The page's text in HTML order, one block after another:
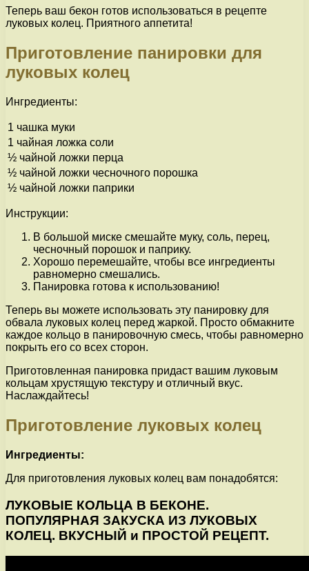
Теперь ваш бекон готов использоваться в рецепте
луковых колец. Приятного аппетита!
Приготовление панировки для
луковых колец
Ингредиенты:
1 чашка муки
1 чайная ложка соли
½ чайной ложки перца
½ чайной ложки чесночного порошка
½ чайной ложки паприки
Инструкции:
В большой миске смешайте муку, соль, перец,
чесночный порошок и паприку.
Хорошо перемешайте, чтобы все ингредиенты
равномерно смешались.
Панировка готова к использованию!
Теперь вы можете использовать эту панировку для
обвала луковых колец перед жаркой. Просто обмакните
каждое кольцо в панировочную смесь, чтобы равномерно
покрыть его со всех сторон.
Приготовленная панировка придаст вашим луковым
кольцам хрустящую текстуру и отличный вкус.
Наслаждайтесь!
Приготовление луковых колец
Ингредиенты:
Для приготовления луковых колец вам понадобятся:
ЛУКОВЫЕ КОЛЬЦА В БЕКОНЕ.
ПОПУЛЯРНАЯ ЗАКУСКА ИЗ ЛУКОВЫХ
КОЛЕЦ. ВКУСНЫЙ и ПРОСТОЙ РЕЦЕПТ.